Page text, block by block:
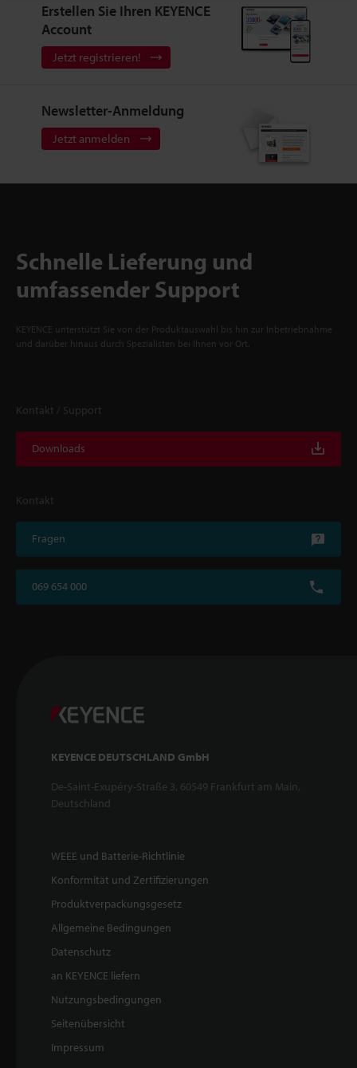
Erstellen Sie Ihren KEYENCE
Account
Jetzt registrieren!
Newsletter-Anmeldung
Jetzt anmelden
Schnelle Lieferung und
umfassender Support
KEYENCE unterstützt Sie von der Produktauswahl bis hin zur Inbetriebnahme
und darüber hinaus durch Spezialisten bei Ihnen vor Ort.
Kontakt / Support
Downloads
Kontakt
Fragen
069 654 000
KEYENCE DEUTSCHLAND GmbH
De-Saint-Exupéry-Straße 3, 60549 Frankfurt am Main,
Deutschland
WEEE und Batterie-Richtlinie
Konformität und Zertifizierungen
Produktverpackungsgesetz
Allgemeine Bedingungen
Datenschutz
an KEYENCE liefern
Nutzungsbedingungen
Seitenübersicht
Impressum